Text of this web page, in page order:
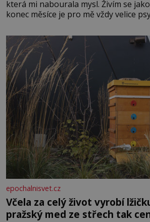
která mi nabourala mysl. Živím se
konec měsíce je pro mě vždy velice
dál častěji volá o pomoc, co se hlídání
epochalnisvet.cz
Včela za celý život vyrobí
pražský med ze střech tak